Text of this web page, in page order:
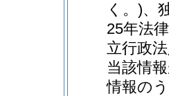
く。)、
25年法
立行政
当該情
情報の